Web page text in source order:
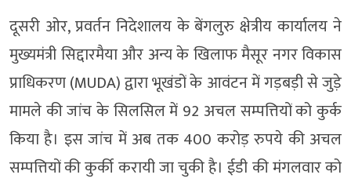
दूसरी ओर, प्रवर्तन निदेशालय के बेंगलुरु क्षेत्रीय कार्यालय ने
मुख्यमंत्री सिद्दारमैया और अन्य के खिलाफ मैसूर नगर विकास
प्राधिकरण (MUDA) द्वारा भूखंडों के आवंटन में गड़बड़ी से जुड़े
मामले की जांच के सिलसिल में 92 अचल सम्पत्तियों को कुर्क
किया है। इस जांच में अब तक 400 करोड़ रुपये की अचल
सम्पत्तियों की कुर्की करायी जा चुकी है। ईडी की मंगलवार को